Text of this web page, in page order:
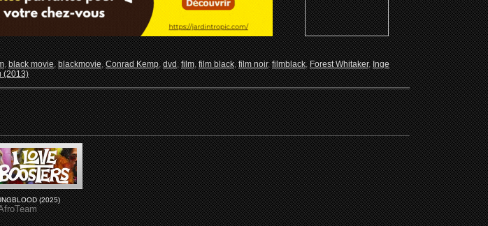
,black movie,blackmovie,Conrad Kemp,dvd,film,film black,film noir,filmblack,Forest Whitaker,Inge
(2013)
(2025)